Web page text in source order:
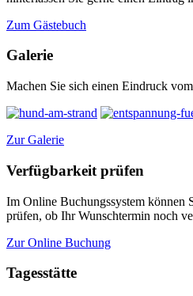
Zum Gästebuch
Galerie
Machen Sie sich einen Eindruck
Zur Galerie
Verfügbarkeit prüfen
Im Online Buchungssystem können
prüfen, ob Ihr Wunschtermin noch
Zur Online Buchung
Tagesstätte